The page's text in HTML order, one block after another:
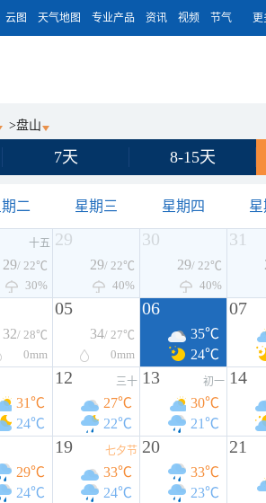
云图 天气地图 专业产品 资讯 视频 节气 更
>盘山
7天 8-15天
二 星期三 星期四 星
十五
29/ 22℃
30%
29
29/ 22℃
40%
30
29/ 22℃
40%
31
32/ 28℃
0mm
05
34/ 27℃
0mm
06
35℃
24℃
07
31℃
24℃
12 三十
27℃
22℃
13 初一
30℃
21℃
14
29℃
24℃
19 七夕节
33℃
24℃
20
33℃
23℃
21